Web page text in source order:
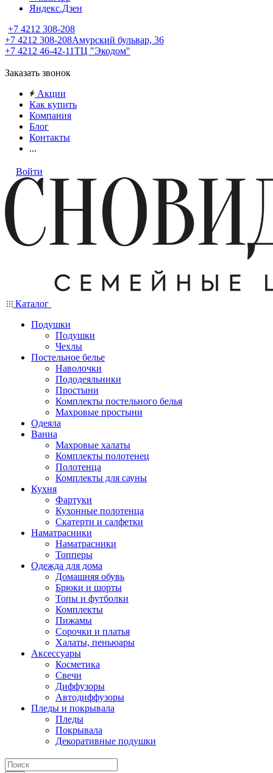
Яндекс.Дзен
+7 4212 308-208
+7 4212 308-208Амурский бульвар, 36
+7 4212 46-42-11ТЦ "Экодом"
Заказать звонок
Акции
Как купить
Компания
Блог
Контакты
...
Войти
Каталог
Подушки
Подушки
Чехлы
Постельное белье
Наволочки
Пододеяльники
Простыни
Комплекты постельного белья
Махровые простыни
Одеяла
Ванна
Махровые халаты
Комплекты полотенец
Полотенца
Комплекты для сауны
Кухня
Фартуки
Кухонные полотенца
Скатерти и салфетки
Наматрасники
Наматрасники
Топперы
Одежда для дома
Домашняя обувь
Брюки и шорты
Топы и футболки
Комплекты
Пижамы
Сорочки и платья
Халаты, пеньюары
Аксессуары
Косметика
Свечи
Диффузоры
Автодиффузоры
Пледы и покрывала
Пледы
Покрывала
Декоративные подушки